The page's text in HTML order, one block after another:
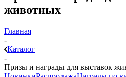
животных
Главная
-
Каталог
-
Призы и награды для выставок